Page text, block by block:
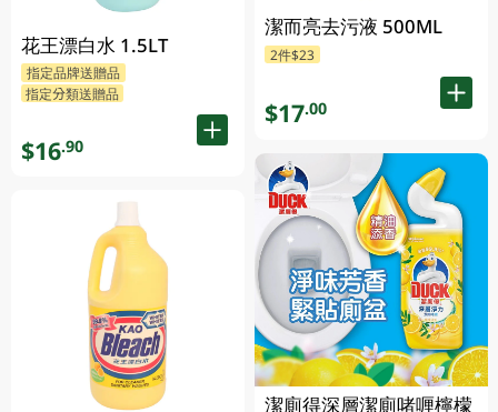
花王漂白水 1.5LT
指定品牌送贈品
指定分類送贈品
$16.90
潔而亮去污液 500ML
2件$23
$17.00
潔廁得深層潔廁啫喱檸檬